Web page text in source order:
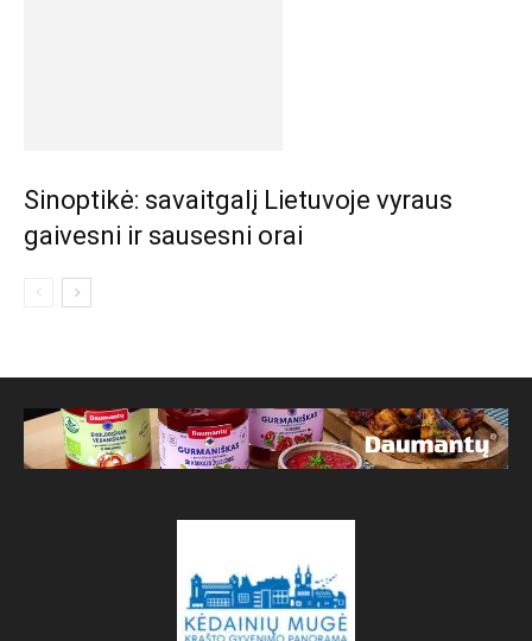
Sinoptikė: savaitgalį Lietuvoje vyraus
gaivesni ir sausesni orai